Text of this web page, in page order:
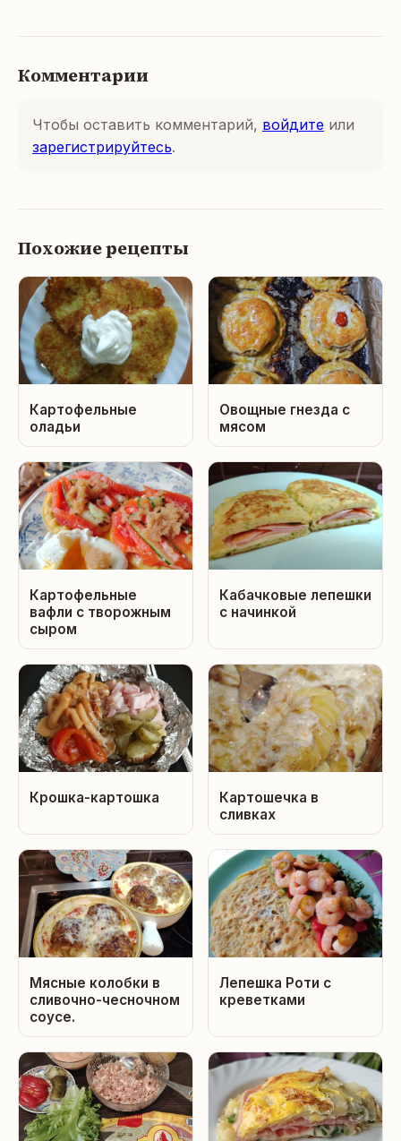
Комментарии
Чтобы оставить комментарий, войдите или
зарегистрируйтесь.
Похожие рецепты
Картофельные
оладьи
Овощные гнезда с
мясом
Картофельные
вафли с творожным
сыром
Кабачковые лепешки
с начинкой
Крошка-картошка
Картошечка в
сливках
Мясные колобки в
сливочно-чесночном
соусе.
Лепешка Роти с
креветками